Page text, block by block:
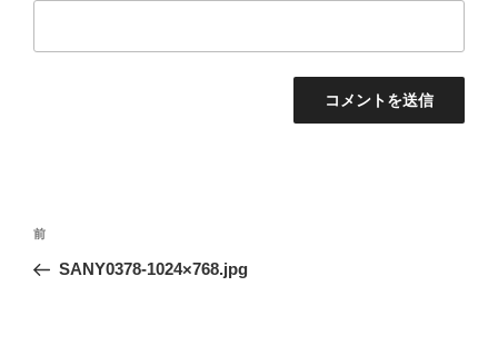
投
ナ
前
の
前
SANY0378-1024×768.jpg